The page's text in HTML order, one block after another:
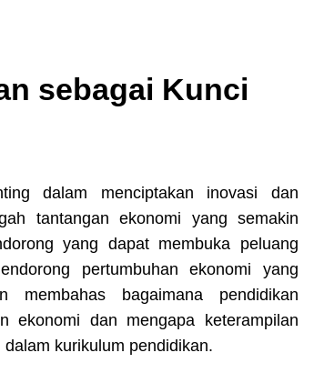
sebagai Kunci
dalam menciptakan inovasi dan
tantangan ekonomi yang semakin
yang dapat membuka peluang
pertumbuhan ekonomi yang
bagaimana pendidikan
ekonomi dan mengapa keterampilan
kurikulum pendidikan.